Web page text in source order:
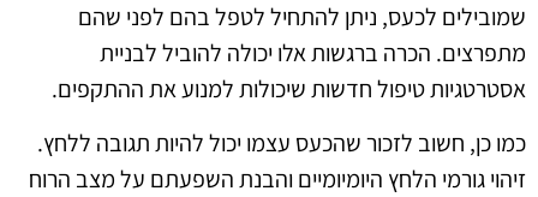
שמובילים לכעס, ניתן להתחיל לטפל בהם לפני שהם
מתפרצים. הכרה ברגשות אלו יכולה להוביל לבניית
אסטרטגיות טיפול חדשות שיכולות למנוע את ההתקפים.
כמו כן, חשוב לזכור שהכעס עצמו יכול להיות תגובה ללחץ.
זיהוי גורמי הלחץ היומיומיים והבנת השפעתם על מצב הרוח